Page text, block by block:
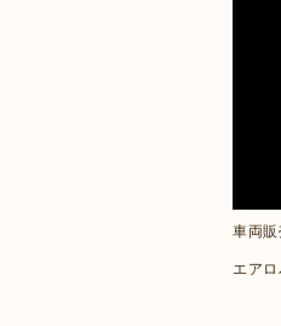
車両
エア